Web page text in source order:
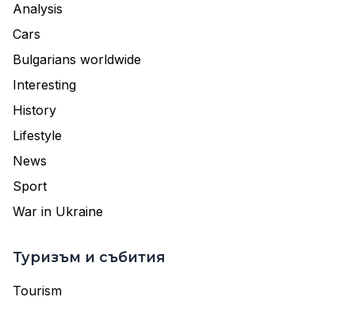
Analysis
Cars
Bulgarians worldwide
Interesting
History
Lifestyle
News
Sport
War in Ukraine
Туризъм и събития
Tourism